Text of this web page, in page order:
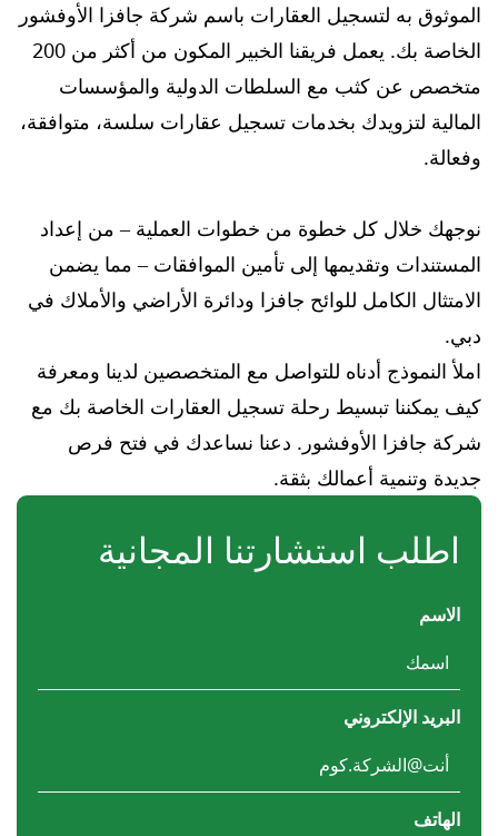
اطلب استشارتنا المجانية
الاسم
البريد الإلكتروني
الهاتف
الموثوق به لتسجيل العقارات باسم شركة جافزا الأوفشور
الخاصة بك. يعمل فريقنا الخبير المكون من أكثر من 200
متخصص عن كثب مع السلطات الدولية والمؤسسات
المالية لتزويدك بخدمات تسجيل عقارات سلسة، متوافقة،
وفعالة.
نوجهك خلال كل خطوة من خطوات العملية – من إعداد
المستندات وتقديمها إلى تأمين الموافقات – مما يضمن
الامتثال الكامل للوائح جافزا ودائرة الأراضي والأملاك في
دبي.
املأ النموذج أدناه للتواصل مع المتخصصين لدينا ومعرفة
كيف يمكننا تبسيط رحلة تسجيل العقارات الخاصة بك مع
شركة جافزا الأوفشور. دعنا نساعدك في فتح فرص
جديدة وتنمية أعمالك بثقة.